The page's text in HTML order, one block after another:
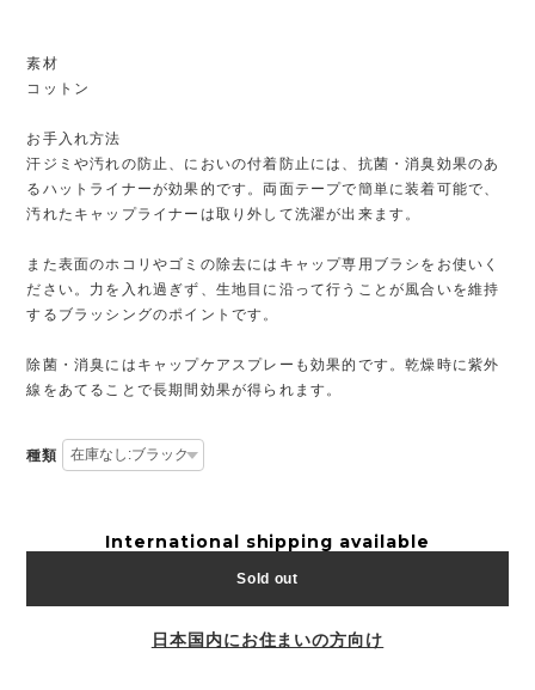
素材
コットン
お手入れ方法
汗ジミや汚れの防止、においの付着防止には、抗菌・消臭効果のあ
るハットライナーが効果的です。両面テープで簡単に装着可能で、
汚れたキャップライナーは取り外して洗濯が出来ます。
また表面のホコリやゴミの除去にはキャップ専用ブラシをお使いく
ださい。力を入れ過ぎず、生地目に沿って行うことが風合いを維持
するブラッシングのポイントです。
除菌・消臭にはキャップケアスプレーも効果的です。乾燥時に紫外
線をあてることで長期間効果が得られます。
種類
International shipping available
Sold out
日本国内にお住まいの方向け